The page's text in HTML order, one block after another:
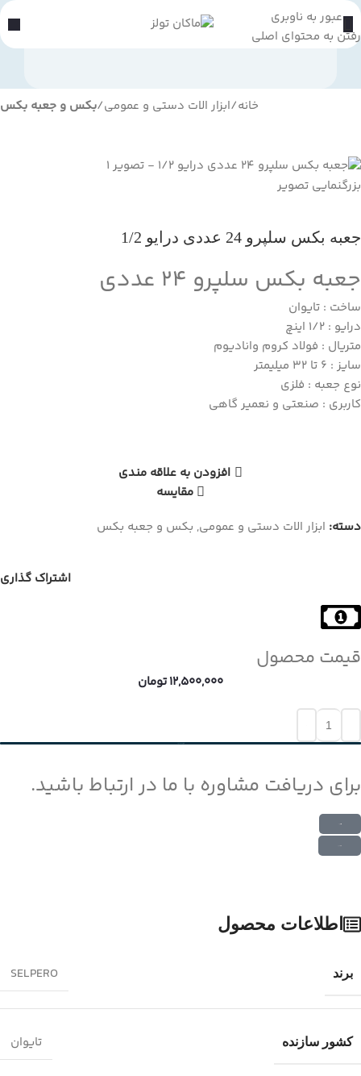
عبور به ناوبری
رفتن به محتوای اصلی
خانه ابزار الات دستی و عمومی بکس و جعبه بکس
بزرگنمایی تصویر
جعبه بکس سلپرو 24 عددی درایو 1/2
جعبه بکس سلپرو 24 عددی
ساخت : تایوان
درایو : 1/2 اینچ
متریال : فولاد کروم وانادیوم
سایز : 6 تا 32 میلیمتر
نوع جعبه : فلزی
کاربری : صنعتی و نعمیر گاهی
افزودن به علاقه مندی
مقایسه
دسته: ابزار الات دستی و عمومی, بکس و جعبه بکس
اشتراک گذاری
قیمت محصول
12,500,000تومان
برای دریافت مشاوره با ما در ارتباط باشید.
اطلاعات محصول
برند SELPERO
کشور سازنده تایوان